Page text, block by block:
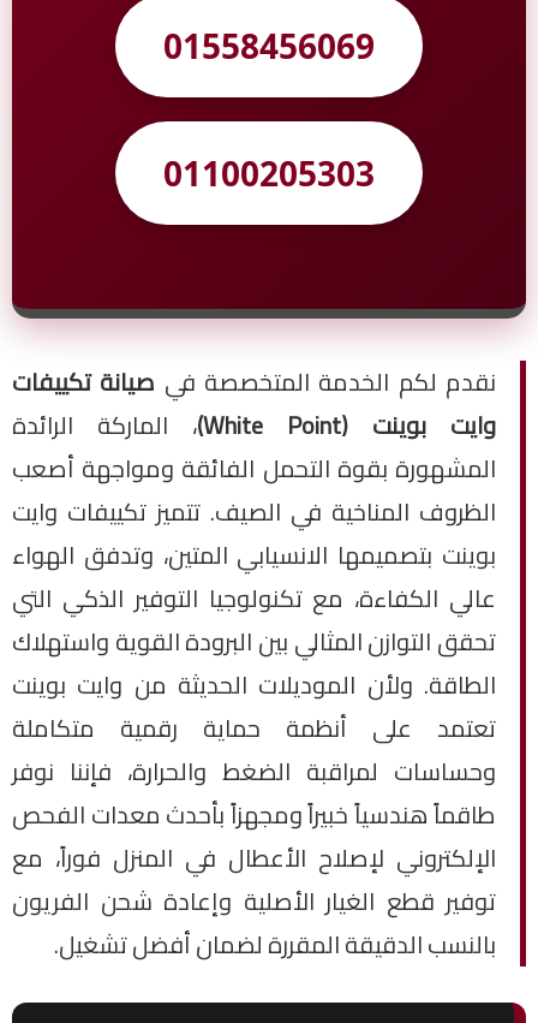
01558456069
01100205303
نقدم لكم الخدمة المتخصصة في صيانة تكييفات
وايت بوينت (White Point)
، الماركة الرائدة
المشهورة بقوة التحمل الفائقة ومواجهة أصعب
الظروف المناخية في الصيف. تتميز تكييفات وايت
بوينت بتصميمها الانسيابي المتين، وتدفق الهواء
عالي الكفاءة، مع تكنولوجيا التوفير الذكي التي
تحقق التوازن المثالي بين البرودة القوية واستهلاك
الطاقة. ولأن الموديلات الحديثة من وايت بوينت
تعتمد على أنظمة حماية رقمية متكاملة
وحساسات لمراقبة الضغط والحرارة، فإننا نوفر
طاقماً هندسياً خبيراً ومجهزاً بأحدث معدات الفحص
الإلكتروني لإصلاح الأعطال في المنزل فوراً، مع
توفير قطع الغيار الأصلية وإعادة شحن الفريون
بالنسب الدقيقة المقررة لضمان أفضل تشغيل.